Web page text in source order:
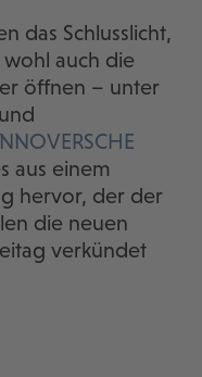
das Schlusslicht,
wohl auch die
öffnen – unter
aus einem
hervor, der der
die neuen
verkündet